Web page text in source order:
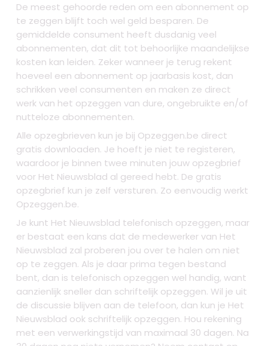
De meest gehoorde reden om een abonnement op
te zeggen blijft toch wel geld besparen. De
gemiddelde consument heeft dusdanig veel
abonnementen, dat dit tot behoorlijke maandelijkse
kosten kan leiden. Zeker wanneer je terug rekent
hoeveel een abonnement op jaarbasis kost, dan
schrikken veel consumenten en maken ze direct
werk van het opzeggen van dure, ongebruikte en/of
nutteloze abonnementen.
Alle opzegbrieven kun je bij Opzeggen.be direct
gratis downloaden. Je hoeft je niet te registeren,
waardoor je binnen twee minuten jouw opzegbrief
voor Het Nieuwsblad al gereed hebt. De gratis
opzegbrief kun je zelf versturen. Zo eenvoudig werkt
Opzeggen.be.
Je kunt Het Nieuwsblad telefonisch opzeggen, maar
er bestaat een kans dat de medewerker van Het
Nieuwsblad zal proberen jou over te halen om niet
op te zeggen. Als je daar prima tegen bestand
bent, dan is telefonisch opzeggen wel handig, want
aanzienlijk sneller dan schriftelijk opzeggen. Wil je uit
de discussie blijven aan de telefoon, dan kun je Het
Nieuwsblad ook schriftelijk opzeggen. Hou rekening
met een verwerkingstijd van maximaal 30 dagen. Na